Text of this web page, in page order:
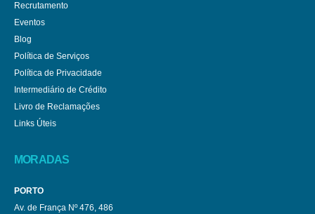
Recrutamento
Eventos
Blog
Política de Serviços
Política de Privacidade
Intermediário de Crédito
Livro de Reclamações
Links Úteis
MORADAS
PORTO
Av. de França Nº 476, 486